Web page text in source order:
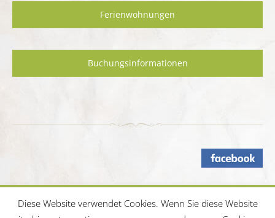
Ferienwohnungen
Buchungsinformationen
Diese Website verwendet Cookies. Wenn Sie diese Website